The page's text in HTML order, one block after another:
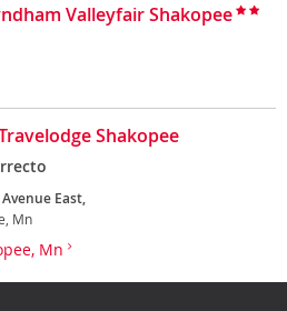
Valleyfair Shakopee
Shakopee
East,
Mn
Mn